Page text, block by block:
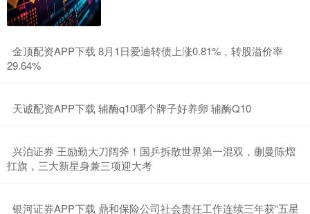
​金顶配资APP下载 8月1日爱迪转债上涨0.81%，转股溢价率
29.64%
​天诚配资APP下载 辅酶q10哪个牌子好养卵 辅酶Q10
​兴泊证券 王励勤大刀阔斧！国乒拆散世界第一混双，蒯曼陈熠
扛旗，三大新星身兼三项迎大考
​银河证券APP下载 鼎和保险公司社会责任工作连续三年获“五星